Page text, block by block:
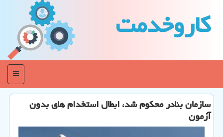
كاروخدمت
منو
سازمان بنادر محكوم شد، ابطال استخدام های بدون
آزمون